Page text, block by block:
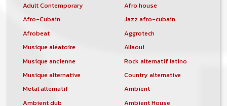
Adult Contemporary
Afro house
Afro-Cubain
Jazz afro-cubain
Afrobeat
Aggrotech
Musique aléatoire
Allaoui
Musique ancienne
Rock alternatif latino
Musique alternative
Country alternative
Metal alternatif
Ambient
Ambient dub
Ambient House